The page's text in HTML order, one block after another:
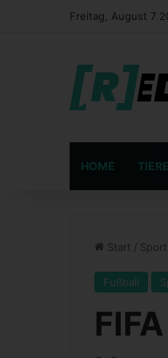
Freitag, August 7
HOME TIERE
Start / Sport
Fußball